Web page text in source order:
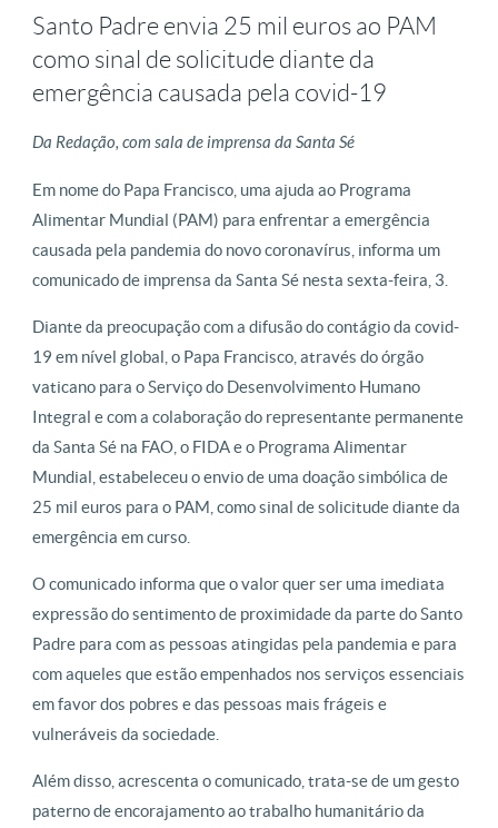
Santo Padre envia 25 mil euros ao PAM
como sinal de solicitude diante da
emergência causada pela covid-19
Da Redação, com sala de imprensa da Santa Sé
Em nome do Papa Francisco, uma ajuda ao Programa
Alimentar Mundial (PAM) para enfrentar a emergência
causada pela pandemia do novo coronavírus, informa um
comunicado de imprensa da Santa Sé nesta sexta-feira, 3.
Diante da preocupação com a difusão do contágio da covid-
19 em nível global, o Papa Francisco, através do órgão
vaticano para o Serviço do Desenvolvimento Humano
Integral e com a colaboração do representante permanente
da Santa Sé na FAO, o FIDA e o Programa Alimentar
Mundial, estabeleceu o envio de uma doação simbólica de
25 mil euros para o PAM, como sinal de solicitude diante da
emergência em curso.
O comunicado informa que o valor quer ser uma imediata
expressão do sentimento de proximidade da parte do Santo
Padre para com as pessoas atingidas pela pandemia e para
com aqueles que estão empenhados nos serviços essenciais
em favor dos pobres e das pessoas mais frágeis e
vulneráveis da sociedade.
Além disso, acrescenta o comunicado, trata-se de um gesto
paterno de encorajamento ao trabalho humanitário da